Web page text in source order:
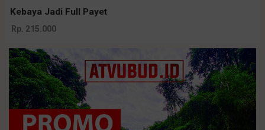
Kebaya Jadi Full Payet
Rp. 215.000